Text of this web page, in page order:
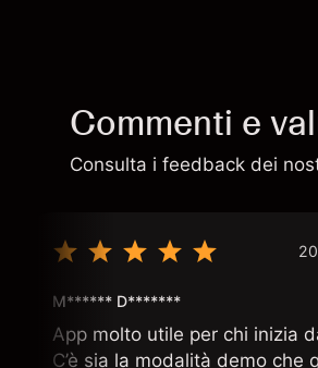
Commenti e
Consulta i feedback dei
M****** D*******
App molto utile per chi inizia
C’è sia la modalità demo che